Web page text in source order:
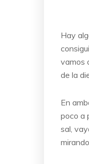
Hay
vamos
de la
En
poco a
sal,